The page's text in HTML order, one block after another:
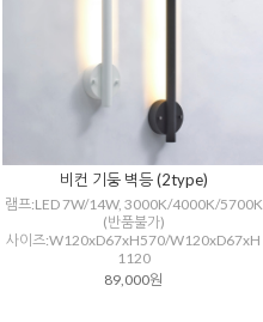
비컨 기둥 벽등 (2type)
램프:LED 7W/14W, 3000K/4000K/5700K
(반품불가)
사이즈:W120xD67xH570/W120xD67xH
1120
89,000원